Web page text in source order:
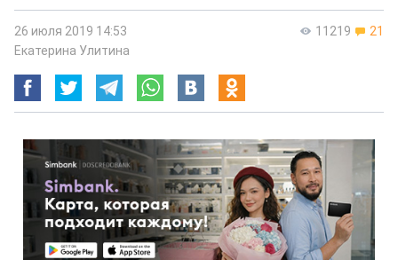
11219 21
26 июля 2019 14:53
Екатерина Улитина